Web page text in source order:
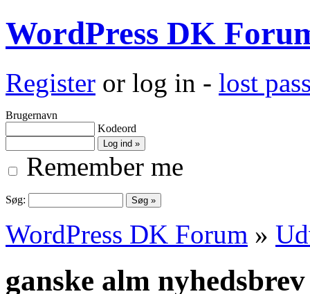
WordPress DK
Register or log in - lost
Brugernavn
Kodeord
Remember me
Søg:
WordPress DK Forum »
ganske alm